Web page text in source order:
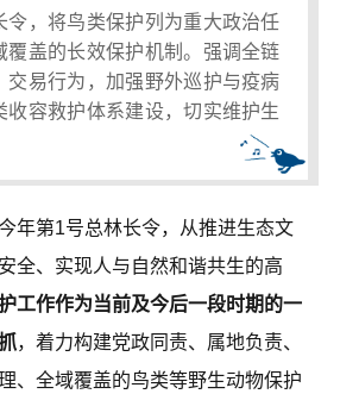
令，将鸟类保护列为重大政治任
覆盖的长效保护机制。强调全链
交易行为，加强野外巡护与疫病
收容救护体系建设，切实维护生
年第1号总林长令，从推进生态文
全、实现人与自然和谐共生的高
工作作为当前及今后一段时期的一
，着力构建党政同责、属地负责、
、全域覆盖的鸟类等野生动物保护